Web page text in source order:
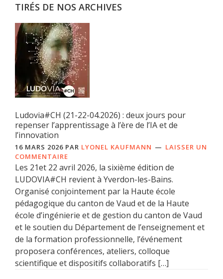
TIRÉS DE NOS ARCHIVES
Ludovia#CH (21-22-04.2026) : deux jours pour
repenser l’apprentissage à l’ère de l’IA et de
l’innovation
16 MARS 2026 PAR LYONEL KAUFMANN
LAISSER UN
COMMENTAIRE
Les 21et 22 avril 2026, la sixième édition de
LUDOVIA#CH revient à Yverdon-les-Bains.
Organisé conjointement par la Haute école
pédagogique du canton de Vaud et de la Haute
école d’ingénierie et de gestion du canton de Vaud
et le soutien du Département de l’enseignement et
de la formation professionnelle, l’événement
proposera conférences, ateliers, colloque
scientifique et dispositifs collaboratifs […]